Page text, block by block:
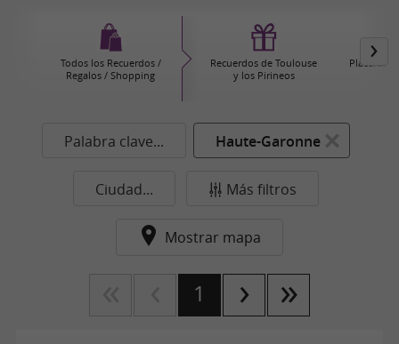
Todos los Recuerdos /
Regalos / Shopping
Recuerdos de Toulouse
y los Pirineos
Placeres
Palabra clave... Haute-Garonne
Ciudad... Más filtros
Mostrar mapa
1